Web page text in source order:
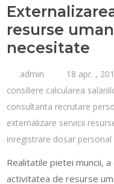
resurse
necesitate
admin 18 apr. ,
consiliere calcularea
consultanta recrutare
externalizare servicii
inregistrare dosar personal
Realitatile pietei muncii,
activitatea de resurse